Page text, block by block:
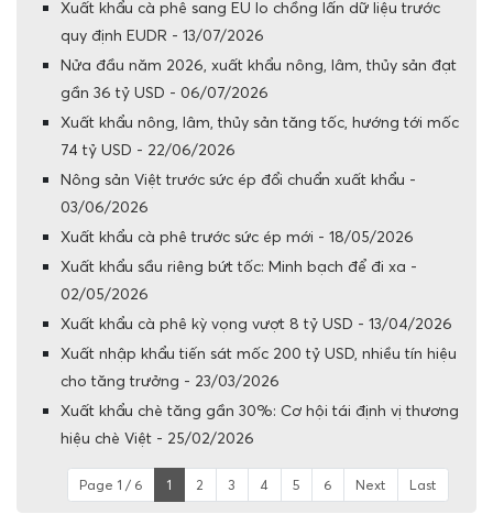
Xuất khẩu cà phê sang EU lo chồng lấn dữ liệu trước
quy định EUDR - 13/07/2026
Nửa đầu năm 2026, xuất khẩu nông, lâm, thủy sản đạt
gần 36 tỷ USD - 06/07/2026
Xuất khẩu nông, lâm, thủy sản tăng tốc, hướng tới mốc
74 tỷ USD - 22/06/2026
Nông sản Việt trước sức ép đổi chuẩn xuất khẩu -
03/06/2026
Xuất khẩu cà phê trước sức ép mới - 18/05/2026
Xuất khẩu sầu riêng bứt tốc: Minh bạch để đi xa -
02/05/2026
Xuất khẩu cà phê kỳ vọng vượt 8 tỷ USD - 13/04/2026
Xuất nhập khẩu tiến sát mốc 200 tỷ USD, nhiều tín hiệu
cho tăng trưởng - 23/03/2026
Xuất khẩu chè tăng gần 30%: Cơ hội tái định vị thương
hiệu chè Việt - 25/02/2026
Page 1 / 6 1 2 3 4 5 6 Next Last